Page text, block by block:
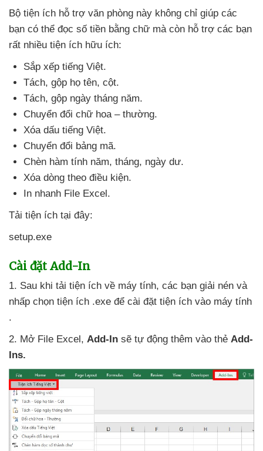
Bộ tiện ích hỗ trợ văn phòng này không chỉ giúp các
bạn có thể đọc số tiền bằng chữ mà còn hỗ trợ các bạn
rất nhiều tiện ích hữu ích:
Sắp xếp tiếng Việt.
Tách, gộp họ tên, cột.
Tách, gộp ngày tháng năm.
Chuyển đổi chữ hoa – thường.
Xóa dấu tiếng Việt.
Chuyển đổi bảng mã.
Chèn hàm tính năm, tháng, ngày dư.
Xóa dòng theo điều kiện.
In nhanh File Excel.
Tải tiện ích tại đây:
setup.exe
Cài đặt Add-In
1. Sau khi tải tiện ích về máy tính, các bạn giải nén và
nhấp chọn tiện ích .exe để cài đặt tiện ích vào máy tính
.
2. Mở File Excel, Add-In sẽ tự động thêm vào thẻ Add-
Ins.